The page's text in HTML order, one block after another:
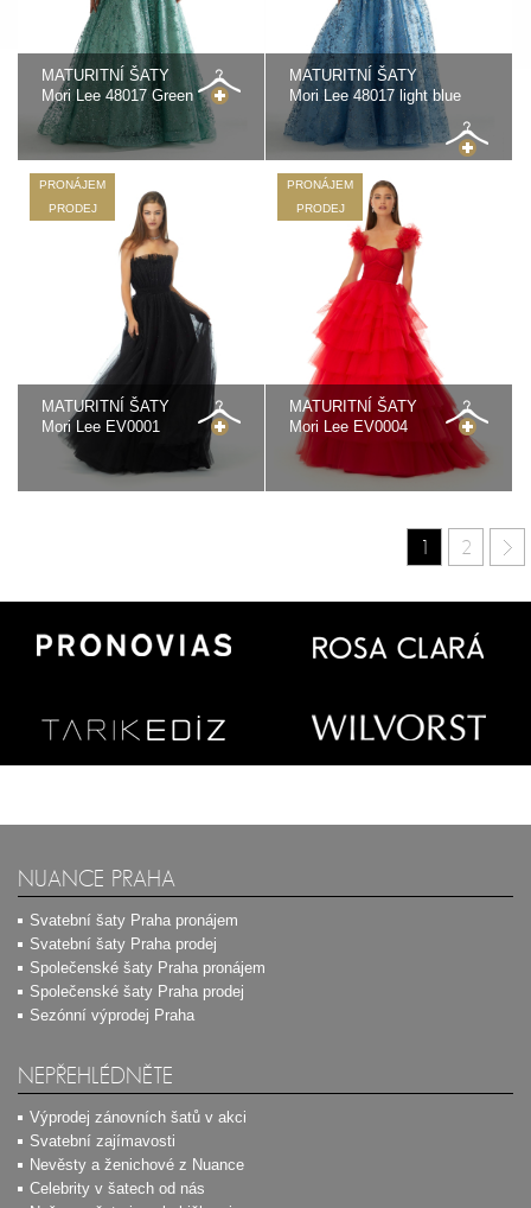
MATURITNÍ ŠATY
Mori Lee 48017 Green
MATURITNÍ ŠATY
Mori Lee 48017 light blue
PRONÁJEM
PRODEJ
MATURITNÍ ŠATY
Mori Lee EV0001
PRONÁJEM
PRODEJ
MATURITNÍ ŠATY
Mori Lee EV0004
1 2
NUANCE PRAHA
Svatební šaty Praha pronájem
Svatební šaty Praha prodej
Společenské šaty Praha pronájem
Společenské šaty Praha prodej
Sezónní výprodej Praha
NEPŘEHLÉDNĚTE
Výprodej zánovních šatů v akci
Svatební zajímavosti
Nevěsty a ženichové z Nuance
Celebrity v šatech od nás